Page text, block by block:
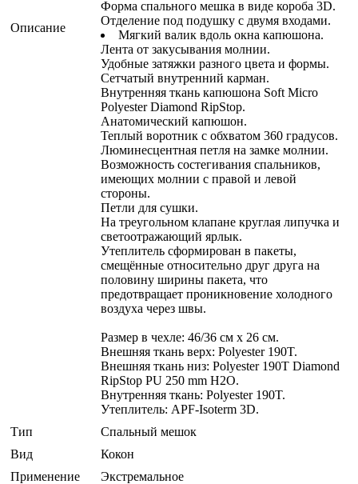
Описание
Форма спального мешка в виде короба 3D.
Отделение под подушку с двумя входами.
Мягкий валик вдоль окна капюшона.
Лента от закусывания молнии.
Удобные затяжки разного цвета и формы.
Сетчатый внутренний карман.
Внутренняя ткань капюшона Soft Micro
Polyester Diamond RipStop.
Анатомический капюшон.
Теплый воротник с обхватом 360 градусов.
Люминесцентная петля на замке молнии.
Возможность состегивания спальников,
имеющих молнии с правой и левой
стороны.
Петли для сушки.
На треугольном клапане круглая липучка и
светоотражающий ярлык.
Утеплитель сформирован в пакеты,
смещённые относительно друг друга на
половину ширины пакета, что
предотвращает проникновение холодного
воздуха через швы.
Размер в чехле: 46/36 см x 26 см.
Внешняя ткань верх: Polyester 190T.
Внешняя ткань низ: Polyester 190T Diamond
RipStop PU 250 mm H2O.
Внутренняя ткань: Polyester 190T.
Утеплитель: APF-Isoterm 3D.
Тип
Спальный мешок
Вид
Кокон
Применение
Экстремальное